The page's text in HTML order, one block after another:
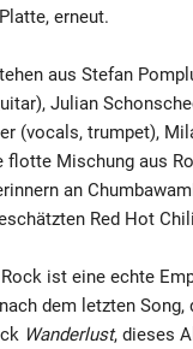
erneut.
aus Stefan
Julian
(vocals, trumpet),
flotte Mischung aus
an
Red Hot
ist eine echte
dem letzten Song,
Wanderlust, dieses